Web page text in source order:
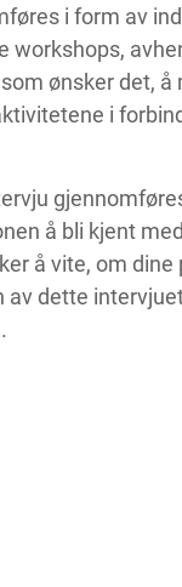
i form av
workshops,
ønsker det,
i
å bli kjent
å vite, om
av dette